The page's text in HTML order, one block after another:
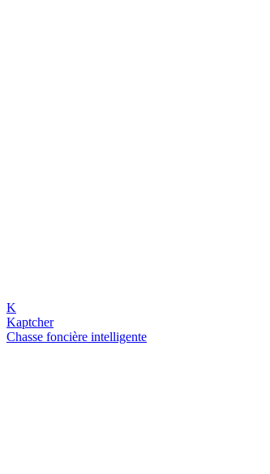
K
Kaptcher
Chasse foncière intelligente